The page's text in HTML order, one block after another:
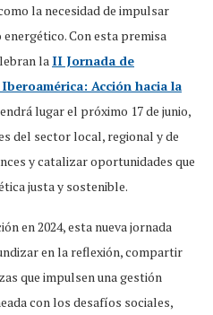
la necesidad de impulsar
Con esta premisa
la II Jornada de
Acción hacia la
lugar el próximo 17 de junio,
del sector local, regional y de
y catalizar oportunidades que
justa y sostenible.
en 2024, esta nueva jornada
en la reflexión, compartir
que impulsen una gestión
con los desafíos sociales,